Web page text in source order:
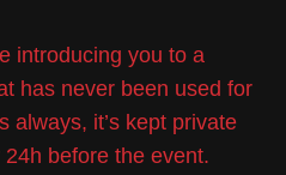
introducing you to a
has never been used for
always, it’s kept private
before the event.